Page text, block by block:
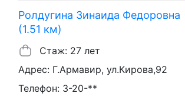
Ролдугина Зинаида Федоровна
(1.51 км)
Стаж: 27 лет
Адрес: Г.Армавир, ул.Кирова,92
Телефон: 3-20-**